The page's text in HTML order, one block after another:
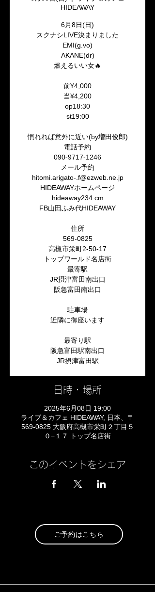
HIDEAWAY
6月8日(日)
スクナシLIVE決まりました
EMI(g.vo)
AKANE(dr)
燃えるいい女🔥
前¥4,000
当¥4,200
op18:30
st19:00
慣れれば意外に近い(by増田俊郎)
電話予約
090-9717-1246
メール予約
hitomi.arigato-.f@ezweb.ne.jp
HIDEAWAYホームページ
hideaway234.cm
FB山田ふみ代HIDEAWAY
住所
569-0825
高槻市栄町2-50-17
トップワールド名店街
最寄駅
JR摂津富田南出口
阪急富田南出口
駐車場
近隣に御座います
最寄り駅
阪急富田駅南出口
JR摂津富田駅
日時・場所
2025年6月08日 19:00
ライブ＆カフェ HIDEAWAY, 日本、〒
569-0825 大阪府高槻市栄町２丁目５
０−１７ トップ名店街
このイベントをシェア
ご予約はこちら